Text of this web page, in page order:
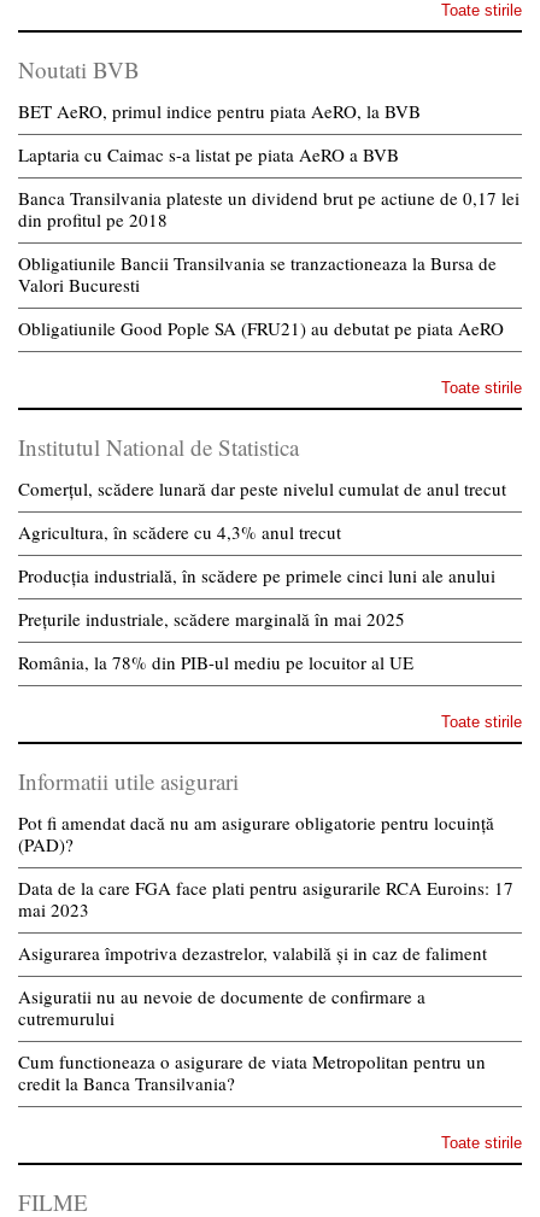
Toate stirile
Noutati BVB
BET AeRO, primul indice pentru piata AeRO, la BVB
Laptaria cu Caimac s-a listat pe piata AeRO a BVB
Banca Transilvania plateste un dividend brut pe actiune de 0,17 lei
din profitul pe 2018
Obligatiunile Bancii Transilvania se tranzactioneaza la Bursa de
Valori Bucuresti
Obligatiunile Good Pople SA (FRU21) au debutat pe piata AeRO
Toate stirile
Institutul National de Statistica
Comerțul, scădere lunară dar peste nivelul cumulat de anul trecut
Agricultura, în scădere cu 4,3% anul trecut
Producția industrială, în scădere pe primele cinci luni ale anului
Prețurile industriale, scădere marginală în mai 2025
România, la 78% din PIB-ul mediu pe locuitor al UE
Toate stirile
Informatii utile asigurari
Pot fi amendat dacă nu am asigurare obligatorie pentru locuință
(PAD)?
Data de la care FGA face plati pentru asigurarile RCA Euroins: 17
mai 2023
Asigurarea împotriva dezastrelor, valabilă și in caz de faliment
Asiguratii nu au nevoie de documente de confirmare a
cutremurului
Cum functioneaza o asigurare de viata Metropolitan pentru un
credit la Banca Transilvania?
Toate stirile
FILME